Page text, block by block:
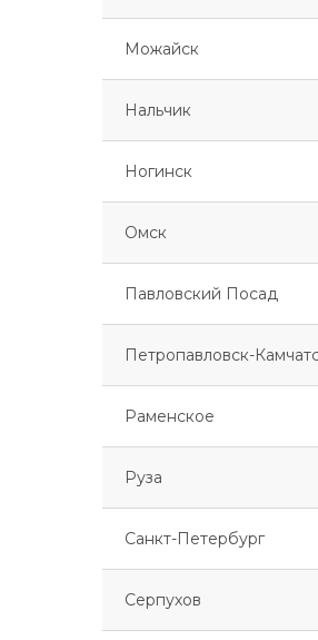
Можайск
Нальчик
Ногинск
Омск
Павловский Посад
Петропавловск-
Раменское
Руза
Санкт-Петербург
Серпухов